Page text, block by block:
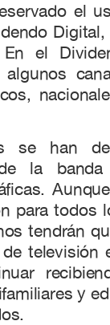
el
el
se han
la
para todos
tendrán
televisión
y